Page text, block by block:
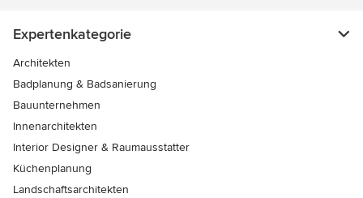
Expertenkategorie
Architekten
Badplanung & Badsanierung
Bauunternehmen
Innenarchitekten
Interior Designer & Raumausstatter
Küchenplanung
Landschaftsarchitekten